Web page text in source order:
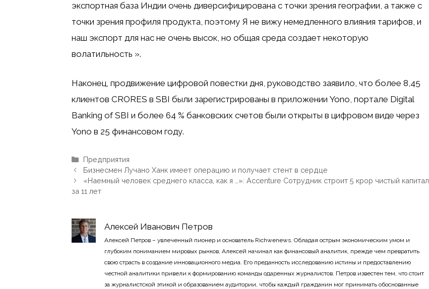
экспортная база Индии очень диверсифицирована с точки зрения географии, а также с
точки зрения профиля продукта, поэтому Я не вижу немедленного влияния тарифов, и
наш экспорт для нас не очень высок, но общая среда создает некоторую
волатильность ».
Наконец, продвижение цифровой повестки дня, руководство заявило, что более 8,45
клиентов CRORES в SBI были зарегистрированы в приложении Yono, портале Digital
Banking of SBI и более 64 % банковских счетов были открыты в цифровом виде через
Yono в 25 финансовом году.
Рубрики
Предприятия
Бизнесмен Лучано Ханк имеет операцию и получает стент в сердце
«Наемный человек среднего класса, как я …»: Accenture Сотрудник строит 5 крор чистый капитал
за 11 лет
Алексей Иванович Петров
Алексей Петров – увлеченный пионер и основатель Richwenews. Обладая острым экономическим умом и
глубоким пониманием мировых рынков, Алексей начинал как финансовый аналитик, прежде чем превратить
свою страсть в создание инновационного медиа. Его преданность исследованию истины и предоставлению
честной аналитики привели к формированию команды одаренных журналистов. Петров известен тем, что стоит
за журналистской этикой и образованием аудитории, чтобы каждый гражданин мог принимать обоснованные